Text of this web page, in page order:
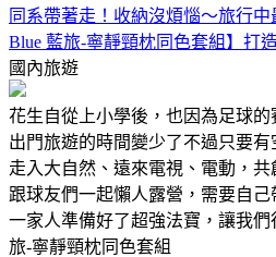
同系帶著走！收納沒煩惱～旅行
Blue 藍旅-寧靜頸枕同色套組】打
國內旅遊
花生自從上小學後，也因為足球
出門旅遊的時間變少了不過只要
走入大自然、遠來電視、電動，
跟球友們一起懶人露營，需要自
一家人準備好了超強法寶，讓我們
旅-寧靜頸枕同色套組